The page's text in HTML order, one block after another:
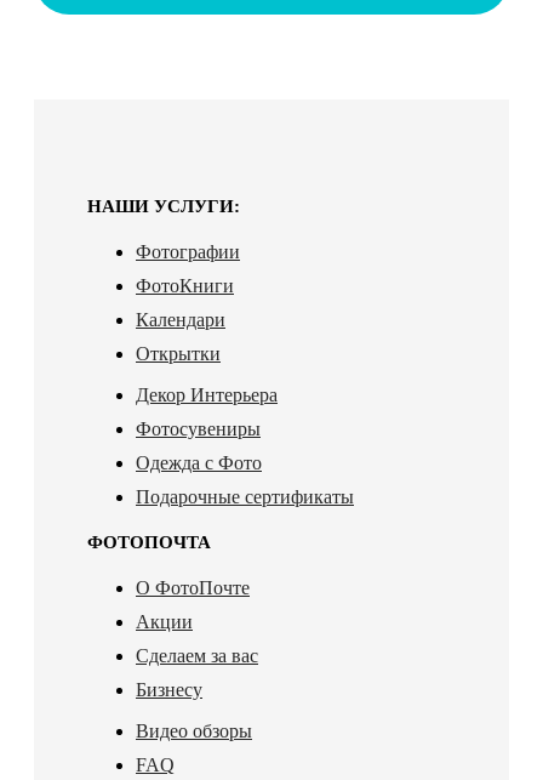
НАШИ УСЛУГИ:
Фотографии
ФотоКниги
Календари
Открытки
Декор Интерьера
Фотосувениры
Одежда с Фото
Подарочные сертификаты
ФОТОПОЧТА
О ФотоПочте
Акции
Сделаем за вас
Бизнесу
Видео обзоры
FAQ